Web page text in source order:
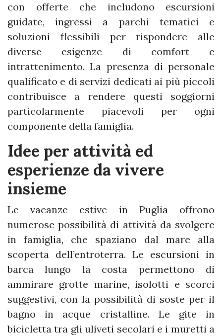
con offerte che includono escursioni
guidate, ingressi a parchi tematici e
soluzioni flessibili per rispondere alle
diverse esigenze di comfort e
intrattenimento. La presenza di personale
qualificato e di servizi dedicati ai più piccoli
contribuisce a rendere questi soggiorni
particolarmente piacevoli per ogni
componente della famiglia.
Idee per attività ed
esperienze da vivere
insieme
Le vacanze estive in Puglia offrono
numerose possibilità di attività da svolgere
in famiglia, che spaziano dal mare alla
scoperta dell’entroterra. Le escursioni in
barca lungo la costa permettono di
ammirare grotte marine, isolotti e scorci
suggestivi, con la possibilità di soste per il
bagno in acque cristalline. Le gite in
bicicletta tra gli uliveti secolari e i muretti a